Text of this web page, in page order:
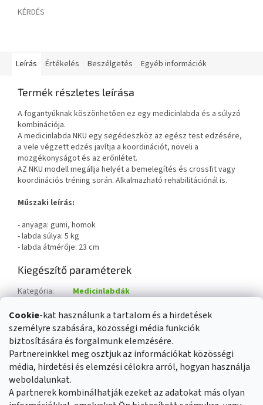
Cookie-kat használunk a tartalom és a hirdetések
személyre szabására, közösségi média funkciók
biztosítására és forgalmunk elemzésére.
Partnereinkkel meg osztjuk az információkat közösségi
média, hirdetési és elemzési célokra arról, hogyan használja
weboldalunkat.
A partnerek kombinálhatják ezeket az adatokat más olyan
KÉRDÉS
Leírás Értékelés Beszélgetés Egyéb információk
Termék részletes leírása
A fogantyúknak köszönhetően ez egy medicinlabda és a súlyzó
kombinációja.
A medicinlabda NKU egy segédeszköz az egész test edzésére,
a vele végzett edzés javítja a koordinációt, növeli a
mozgékonyságot és az erőnlétet.
AZ NKU modell megállja helyét a bemelegítés és crossfit vagy
koordinációs tréning során. Alkalmazható rehabilitációnál is.
Műszaki leírás:
- anyaga: gumi, homok
- labda súlya: 5 kg
- labda átmérője: 23 cm
Kiegészítő paraméterek
Kategória:
Medicinlabdák
EAN vonalkód: 5907695540062
Súly: 5 kg
Üzleti feltételek
Általános adatvédelmi szabályozás
Cookies Kapcsolat